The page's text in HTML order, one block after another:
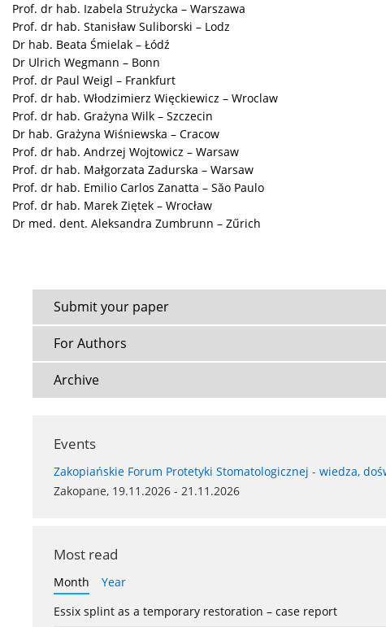
Prof. dr hab. Izabela Strużycka – Warszawa
Prof. dr hab. Stanisław Suliborski – Lodz
Dr hab. Beata Śmielak – Łódź
Dr Ulrich Wegmann – Bonn
Prof. dr Paul Weigl – Frankfurt
Prof. dr hab. Włodzimierz Więckiewicz – Wroclaw
Prof. dr hab. Grażyna Wilk – Szczecin
Dr hab. Grażyna Wiśniewska – Cracow
Prof. dr hab. Andrzej Wojtowicz – Warsaw
Prof. dr hab. Małgorzata Zadurska – Warsaw
Prof. dr hab. Emilio Carlos Zanatta – Săo Paulo
Prof. dr hab. Marek Ziętek – Wrocław
Dr med. dent. Aleksandra Zumbrunn – Zűrich
Submit your paper
For Authors
Archive
Events
Zakopiańskie Forum Protetyki Stomatologicznej - wiedza,
Zakopane, 19.11.2026 - 21.11.2026
Most read
Month
Year
Essix splint as a temporary restoration – case report